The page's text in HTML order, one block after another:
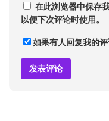
在此浏览器中保存
以便下次评论时使用。
如果有人回复我的评